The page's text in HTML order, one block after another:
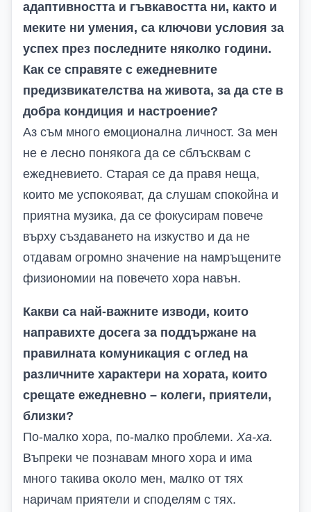
адаптивността и гъвкавостта ни, както и
меките ни умения, са ключови условия за
успех през последните няколко години.
Как се справяте с ежедневните
предизвикателства на живота, за да сте в
добра кондиция и настроение?
Аз съм много емоционална личност. За мен
не е лесно понякога да се сблъсквам с
ежедневието. Старая се да правя неща,
които ме успокояват, да слушам спокойна и
приятна музика, да се фокусирам повече
върху създаването на изкуство и да не
отдавам огромно значение на намръщените
физиономии на повечето хора навън.
Какви са най-важните изводи, които
направихте досега за поддържане на
правилната комуникация с оглед на
различните характери на хората, които
срещате ежедневно – колеги, приятели,
близки?
По-малко хора, по-малко проблеми. Ха-ха.
Въпреки че познавам много хора и има
много такива около мен, малко от тях
наричам приятели и споделям с тях.